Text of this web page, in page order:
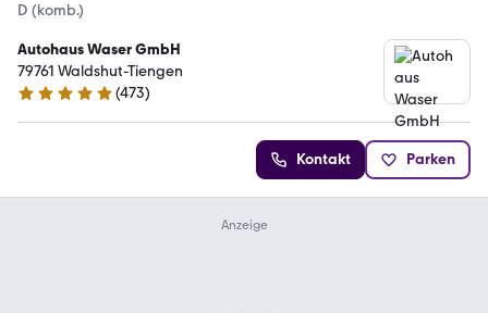
D (komb.)
Autohaus Waser GmbH
79761 Waldshut-Tiengen
4.8 Sterne
(473)
Kontakt Parken